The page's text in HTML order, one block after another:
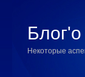
Некоторые